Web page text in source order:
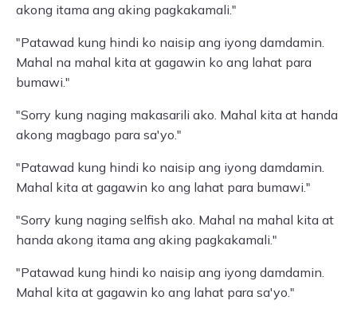
akong itama ang aking pagkakamali."
"Patawad kung hindi ko naisip ang iyong damdamin.
Mahal na mahal kita at gagawin ko ang lahat para
bumawi."
"Sorry kung naging makasarili ako. Mahal kita at handa
akong magbago para sa'yo."
"Patawad kung hindi ko naisip ang iyong damdamin.
Mahal kita at gagawin ko ang lahat para bumawi."
"Sorry kung naging selfish ako. Mahal na mahal kita at
handa akong itama ang aking pagkakamali."
"Patawad kung hindi ko naisip ang iyong damdamin.
Mahal kita at gagawin ko ang lahat para sa'yo."